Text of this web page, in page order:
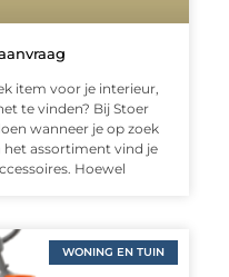
item voor je interieur,
te vinden? Bij Stoer
wanneer je op zoek
het assortiment vind je
Hoewel
WONING EN TUIN